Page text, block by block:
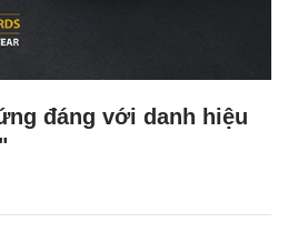
đáng với danh hiệu